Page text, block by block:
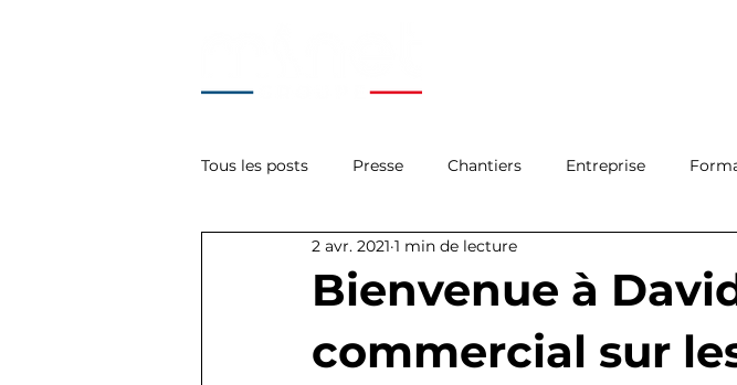
Tous les posts Presse Chantiers Entreprise
La Minute Tech' Acces Protection
Bienvenue à
commercial sur
2 avr. 2021 1 min de lecture